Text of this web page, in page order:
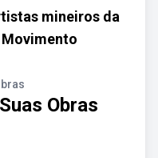
mineiros da
Obras